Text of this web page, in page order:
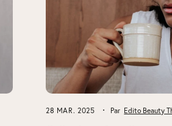
28 MAR. 2025 Par Edito Beauty